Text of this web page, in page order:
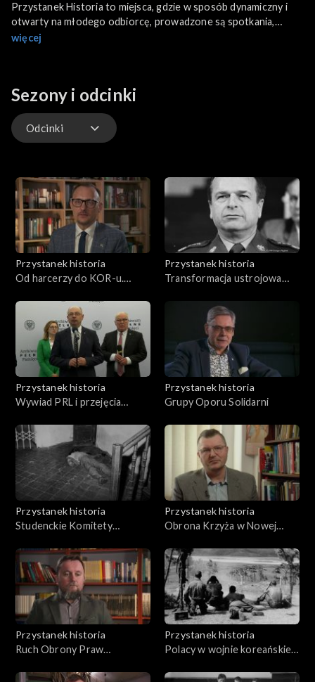
Przystanek Historia to miejsca, gdzie w sposób dynamiczny i
otwarty na młodego odbiorcę, prowadzone są spotkania,
seminaria, pokazy filmów, prelekcje, promocje wydawnictw IPN.
więcej
Sezony i odcinki
Odcinki
Przystanek historia
Od harcerzy do KOR-u.
Obrony Robotników
Przystanek historia
Transformacja ustrojowa
Przystanek historia
Wywiad PRL i przejęcia
Przystanek historia
Grupy Oporu Solidarni
Przystanek historia
Studenckie Komitety
Przystanek historia
Obrona Krzyża w Nowej
Przystanek historia
Ruch Obrony Praw
Przystanek historia
Polacy w wojnie koreańskiej